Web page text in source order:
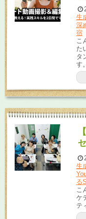
生
深
宿
こ
た
タ
す
生
る
こ
ケ
テ